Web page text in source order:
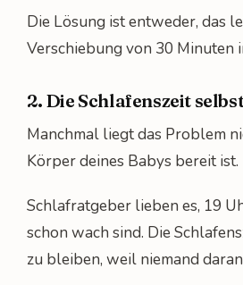
Die Lösung ist entweder, das
Verschiebung von 30 Minuten
2. Die Schlafenszeit
Manchmal liegt das Problem
Körper deines Babys bereit ist.
Schlafratgeber lieben es, 19
schon wach sind. Die
zu bleiben, weil niemand